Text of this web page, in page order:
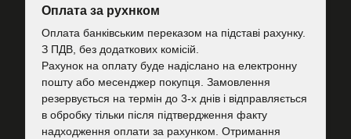
Оплата за рухнком
Оплата банківським переказом на підставі рахунку.
З ПДВ, без додаткових комісій.
Рахунок на оплату буде надіслано на електронну
пошту або месенджер покупця. Замовлення
резервується на термін до 3-х днів і відправляється
в обробку тільки після підтвердження факту
надходження оплати за рахунком. Отримання